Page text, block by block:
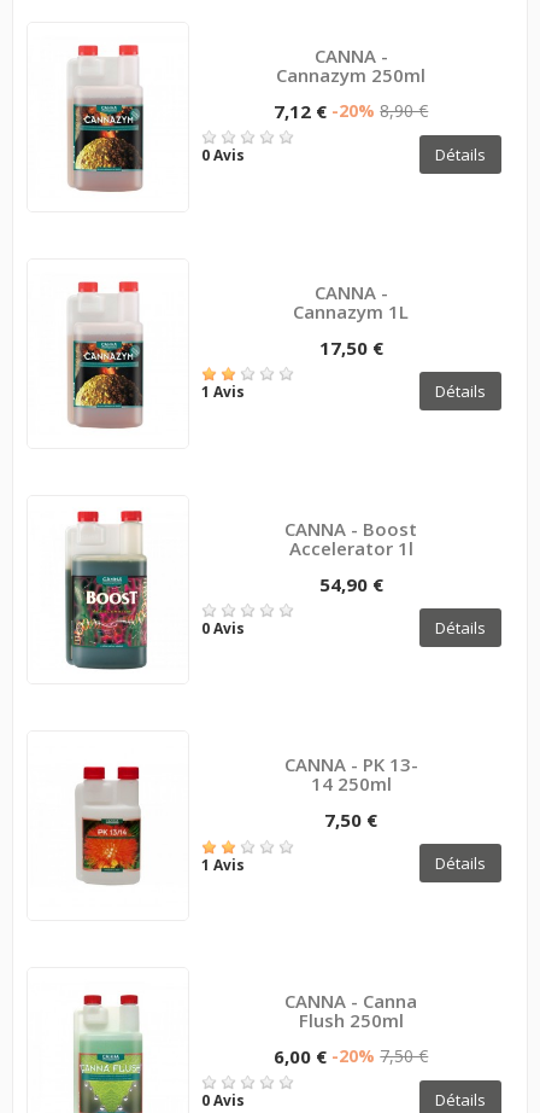
CANNA -
Cannazym 250ml
7,12 € -20% 8,90 €
0 Avis Détails
CANNA -
Cannazym 1L
17,50 €
1 Avis Détails
CANNA - Boost
Accelerator 1l
54,90 €
0 Avis Détails
CANNA - PK 13-
14 250ml
7,50 €
1 Avis Détails
CANNA - Canna
Flush 250ml
6,00 € -20% 7,50 €
0 Avis Détails